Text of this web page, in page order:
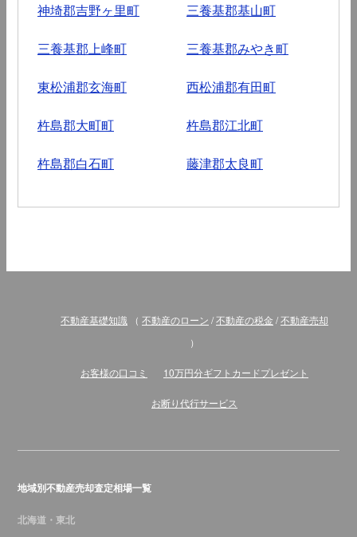
神埼郡吉野ヶ里町 三養基郡基山町
三養基郡上峰町 三養基郡みやき町
東松浦郡玄海町 西松浦郡有田町
杵島郡大町町 杵島郡江北町
杵島郡白石町 藤津郡太良町
不動産基礎知識 （ 不動産のローン /不動産の税金 /不動産売却
）
お客様の口コミ 10万円分ギフトカードプレゼント
お断り代行サービス
地域別不動産売却査定相場一覧
北海道・東北